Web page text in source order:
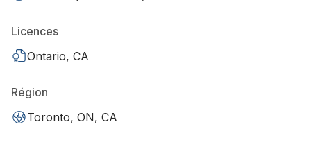
Licences
Ontario, CA
Région
Toronto, ON, CA